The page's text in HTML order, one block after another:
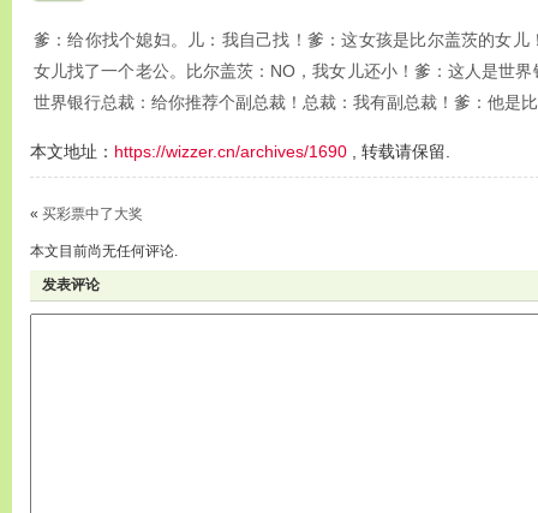
爹：给你找个媳妇。儿：我自己找！爹：这女孩是比尔盖茨的女
女儿找了一个老公。比尔盖茨：NO，我女儿还小！爹：这人是世
世界银行总裁：给你推荐个副总裁！总裁：我有副总裁！爹：他是
本文地址： https://wizzer.cn/archives/1690 , 转载请保留.
« 买彩票中了大奖
本文目前尚无任何评论.
发表评论